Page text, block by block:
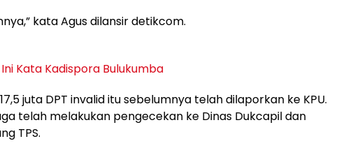
kata Agus dilansir detikcom.
Kata Kadispora Bulukumba
juta DPT invalid itu sebelumnya telah dilaporkan ke KPU.
telah melakukan pengecekan ke Dinas Dukcapil dan
TPS.